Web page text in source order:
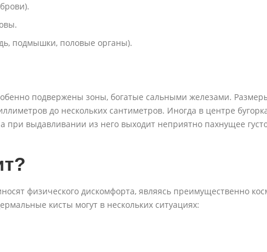
подмышки, половые органы).
подвержены зоны, богатые сальными железами.
до нескольких сантиметров. Иногда в центре
при выдавливании из него выходит неприятно пахнущее
физического дискомфорта, являясь преимущественно
кисты могут в нескольких ситуациях: